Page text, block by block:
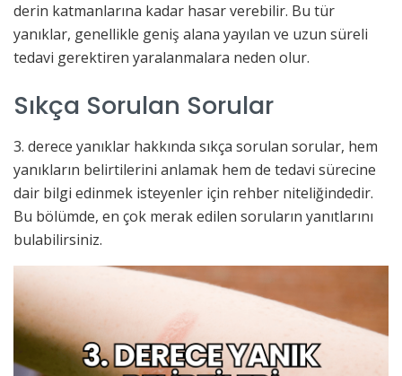
derin katmanlarına kadar hasar verebilir. Bu tür
yanıklar, genellikle geniş alana yayılan ve uzun süreli
tedavi gerektiren yaralanmalara neden olur.
Sıkça Sorulan Sorular
3. derece yanıklar hakkında sıkça sorulan sorular, hem
yanıkların belirtilerini anlamak hem de tedavi sürecine
dair bilgi edinmek isteyenler için rehber niteliğindedir.
Bu bölümde, en çok merak edilen soruların yanıtlarını
bulabilirsiniz.